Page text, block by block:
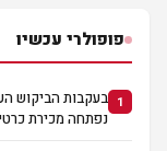
פופולרי עכשיו
1 בעקבות הביקוש
נפתחה מכירת